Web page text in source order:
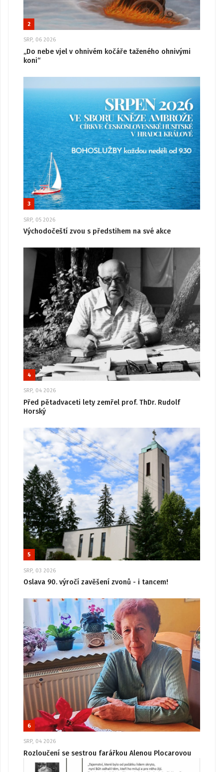
2
SRP, 06 2026
„Do nebe vjel v ohnivém kočáře taženého ohnivými
koni“
3
SRP, 05 2026
Východočeští zvou s předstihem na své akce
4
SRP, 04 2026
Před pětadvaceti lety zemřel prof. ThDr. Rudolf
Horský
5
SRP, 03 2026
Oslava 90. výročí zavěšení zvonů - i tancem!
6
SRP, 04 2026
Rozloučení se sestrou farářkou Alenou Plocarovou